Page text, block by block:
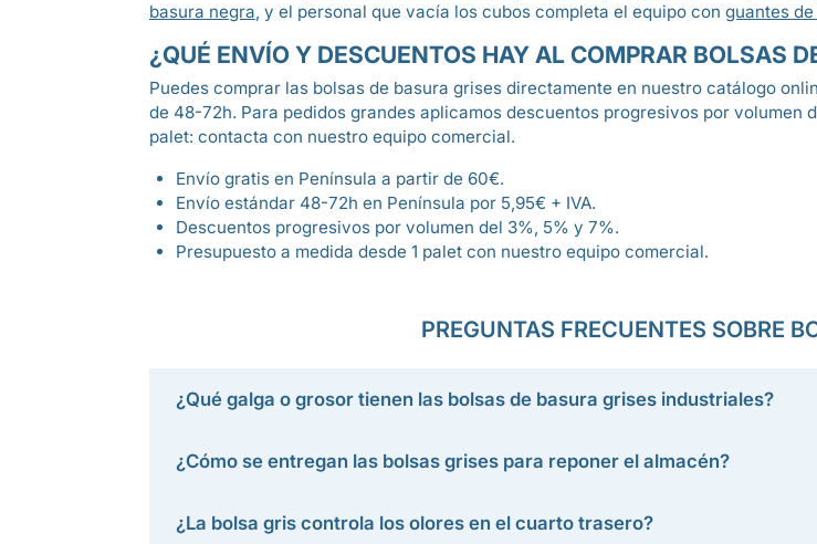
basura negra, y el personal que vacía los cubos completa el equipo con guantes
¿QUÉ ENVÍO Y DESCUENTOS HAY AL COMPRAR BOLSAS
Puedes comprar las bolsas de basura grises directamente en nuestro catálogo
de 48-72h. Para pedidos grandes aplicamos descuentos progresivos por volumen
palet: contacta con nuestro equipo comercial.
Envío gratis en Península a partir de 60€.
Envío estándar 48-72h en Península por 5,95€ + IVA.
Descuentos progresivos por volumen del 3%, 5% y 7%.
Presupuesto a medida desde 1 palet con nuestro equipo comercial.
PREGUNTAS FRECUENTES SOBRE
¿Qué galga o grosor tienen las bolsas de basura grises industriales?
¿Cómo se entregan las bolsas grises para reponer el almacén?
¿La bolsa gris controla los olores en el cuarto trasero?